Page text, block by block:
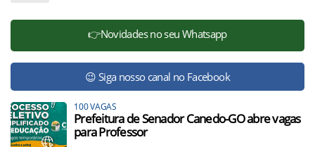
👉Novidades no seu Whatsapp
😉 Siga nosso canal no Facebook
100 VAGAS
Prefeitura de Senador Canedo-GO abre vagas
para Professor